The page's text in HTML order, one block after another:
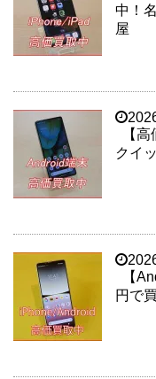
中！
屋
【
クイ
【
円で